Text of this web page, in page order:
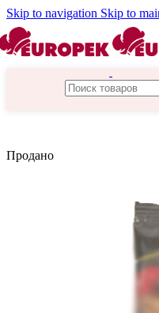
Skip to navigation Skip to
Продано